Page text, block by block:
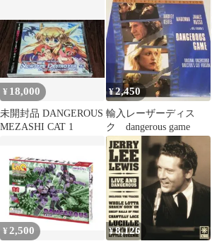
¥ 18,000
未開封品 DANGEROUS
MEZASHI CAT 1
¥2,450
輸入レーザーディス
ク dangerous game
¥ 2,500 ¥8,126